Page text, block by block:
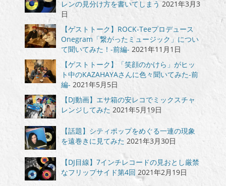
レンの見分け方を書いてしまう 2021年3月3
日
【ゲストトーク】ROCK-Teeプロデュース
Onegram「繋がったミュージック」につい
て聞いてみた！-前編- 2021年11月1日
【ゲストトーク】「笑顔のかけら」がヒッ
ト中のKAZAHAYAさんに色々聞いてみた-前
編- 2021年5月5日
【DJ動画】エサ箱の安レコでミックスチャ
レンジしてみた 2021年5月19日
【話題】シティポップをめぐる一連の現象
を遠巻きに見てみた 2021年3月30日
【DJ目線】7インチレコードの見おとし厳禁
なフリップサイド第4回 2021年2月19日